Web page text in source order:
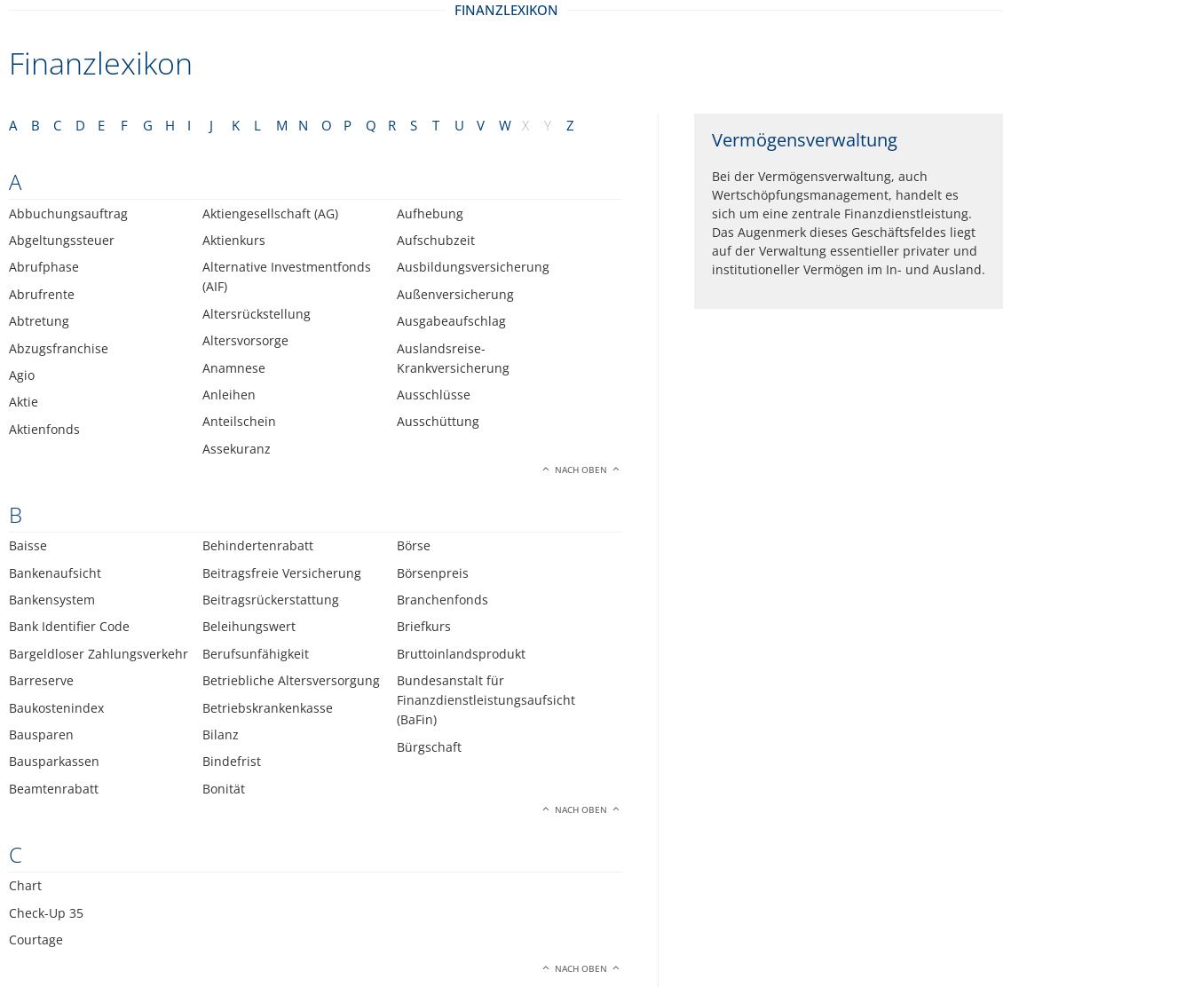
FINANZLEXIKON
Finanzlexikon
A B C D E F G H I J K L M N O P Q R S T U V W X Y Z
A
Abbuchungsauftrag
Abgeltungssteuer
Abrufphase
Abrufrente
Abtretung
Abzugsfranchise
Agio
Aktie
Aktienfonds
Aktiengesellschaft (AG)
Aktienkurs
Alternative Investmentfonds
(AIF)
Altersrückstellung
Altersvorsorge
Anamnese
Anleihen
Anteilschein
Assekuranz
Aufhebung
Aufschubzeit
Ausbildungsversicherung
Außenversicherung
Ausgabeaufschlag
Auslandsreise-
Krankversicherung
Ausschlüsse
Ausschüttung
NACH OBEN
B
Baisse
Bankenaufsicht
Bankensystem
Bank Identifier Code
Bargeldloser Zahlungsverkehr
Barreserve
Baukostenindex
Bausparen
Bausparkassen
Beamtenrabatt
Behindertenrabatt
Beitragsfreie Versicherung
Beitragsrückerstattung
Beleihungswert
Berufsunfähigkeit
Betriebliche Altersversorgung
Betriebskrankenkasse
Bilanz
Bindefrist
Bonität
Börse
Börsenpreis
Branchenfonds
Briefkurs
Bruttoinlandsprodukt
Bundesanstalt für
Finanzdienstleistungsaufsicht
(BaFin)
Bürgschaft
NACH OBEN
C
Chart
Check-Up 35
Courtage
NACH OBEN
Vermögensverwaltung
Bei der Vermögensverwaltung, auch
Wertschöpfungsmanagement, handelt es
sich um eine zentrale Finanzdienstleistung.
Das Augenmerk dieses Geschäftsfeldes liegt
auf der Verwaltung essentieller privater und
institutioneller Vermögen im In- und Ausland.